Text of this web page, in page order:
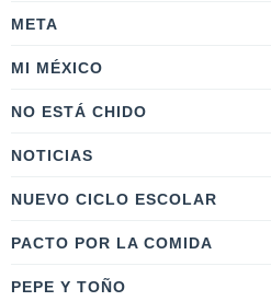
META
MI MÉXICO
NO ESTÁ CHIDO
NOTICIAS
NUEVO CICLO ESCOLAR
PACTO POR LA COMIDA
PEPE Y TOÑO